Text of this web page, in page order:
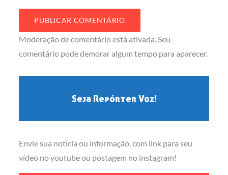
Moderação de comentário está ativada. Seu
comentário pode demorar algum tempo para aparecer.
Seja Repórter Voz!
Envie sua notícia ou informação, com link para seu
vídeo no youtube ou postagem no instagram!